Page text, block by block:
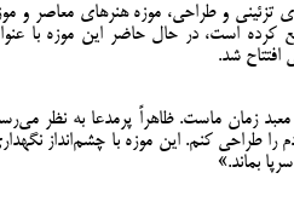
تزئینی و طراحی، موزه هنرهای معاصر و
است، در حال حاضر این موزه با
شد.
زمان ماست. ظاهراً پرمدعا به نظر
را طراحی کنم. این موزه با چشم‌انداز
بماند.»